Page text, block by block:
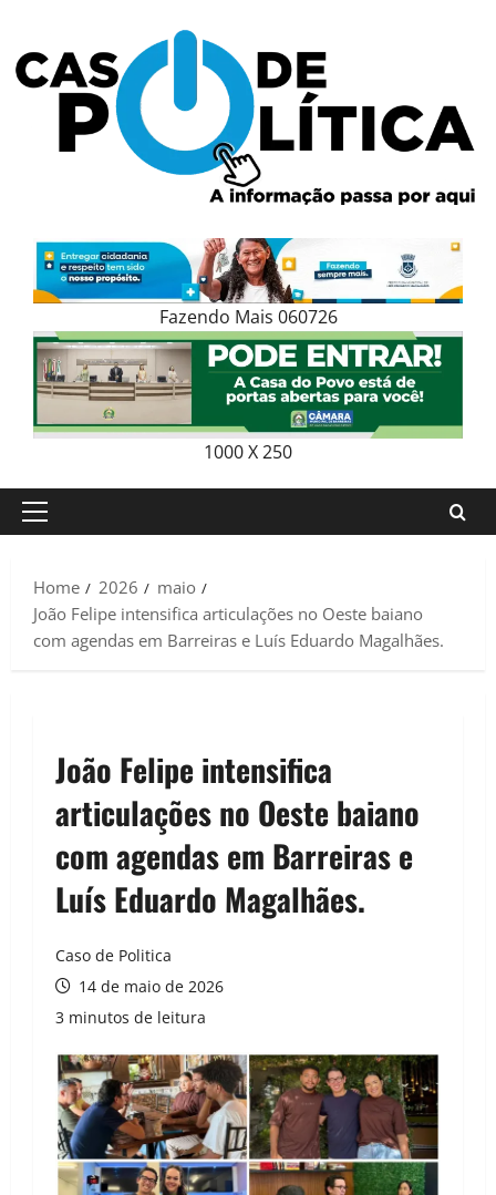
content
Fazendo Mais 060726
1000 X 250
Primary
Home
2026
maio
João Felipe intensifica articulações no Oeste baiano
com agendas em Barreiras e Luís Eduardo Magalhães.
João Felipe intensifica
articulações no Oeste baiano
com agendas em Barreiras e
Luís Eduardo Magalhães.
Caso de Politica
14 de maio de 2026
3 minutos de leitura